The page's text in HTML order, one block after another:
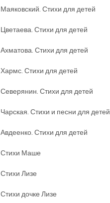
Маяковский. Стихи для детей
Цветаева. Стихи для детей
Ахматова. Стихи для детей
Хармс. Стихи для детей
Северянин. Стихи для детей
Чарская. Стихи и песни для детей
Авдеенко. Стихи для детей
Стихи Маше
Стихи Лизе
Стихи дочке Лизе